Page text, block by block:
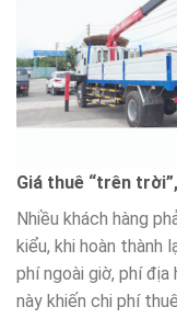
Giá thuê “trên
Nhiều khách hàng
kiểu, khi hoàn thành
phí ngoài giờ, phí
này khiến chi phí